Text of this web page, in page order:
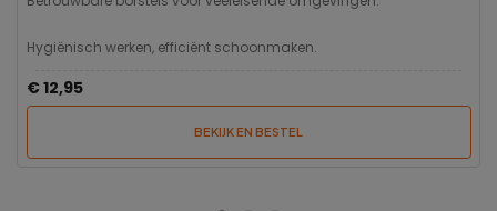
Hygiënisch werken, efficiënt schoonmaken.
€ 12,95
BEKIJK EN BESTEL